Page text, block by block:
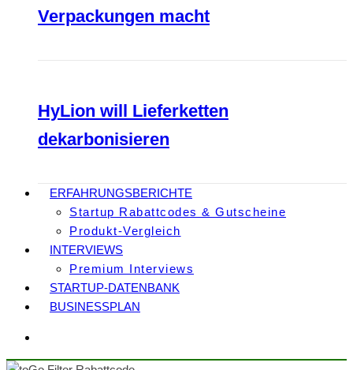
Verpackungen macht
HyLion will Lieferketten
dekarbonisieren
ERFAHRUNGSBERICHTE
Startup Rabattcodes & Gutscheine
Produkt-Vergleich
INTERVIEWS
Premium Interviews
STARTUP-DATENBANK
BUSINESSPLAN